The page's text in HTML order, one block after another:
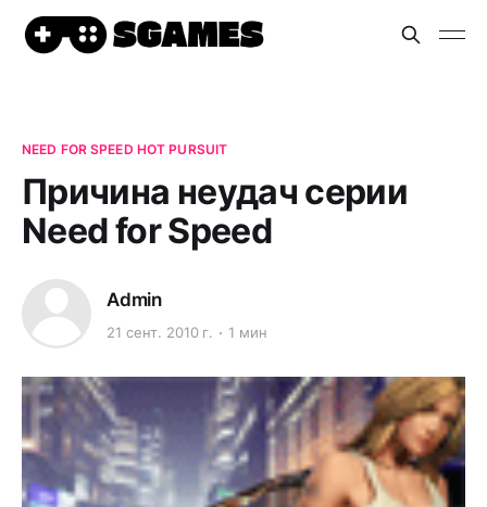
NEED FOR SPEED HOT PURSUIT
Причина неудач серии
Need for Speed
Admin
21 сент. 2010 г. 1 мин